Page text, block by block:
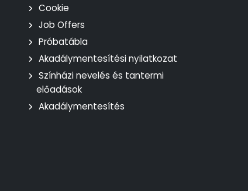
Cookie
Job Offers
Próbatábla
Akadálymentesítési nyilatkozat
Színházi nevelés és tantermi
előadások
Akadálymentesítés